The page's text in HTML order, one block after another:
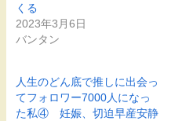
くる
2023年3月6日
バンタン
人生のどん底で推しに出会っ
てフォロワー7000人になっ
た私④ 妊娠、切迫早産安静